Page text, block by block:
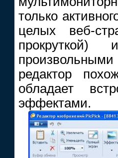
только
целых веб-
редактор
обладает
эффектами.